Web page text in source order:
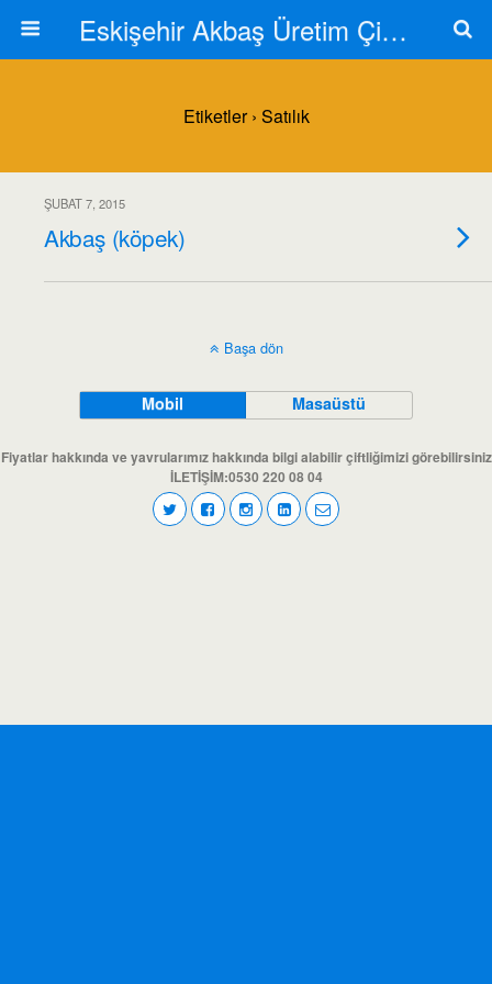
Eskişehir Akbaş Üretim Çiftliği
Etiketler › Satılık
ŞUBAT 7, 2015
Akbaş (köpek)
Başa dön
Mobil Masaüstü
Fiyatlar hakkında ve yavrularımız hakkında bilgi alabilir çiftliğimizi görebilirsiniz
İLETİŞİM:0530 220 08 04